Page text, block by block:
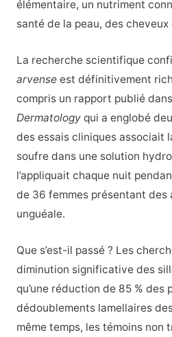
élémentaire, un nutriment
santé de la peau, des cheveux
La recherche scientifique
arvenseest définitivement
compris un rapport publié
Dermatologyqui a englobé
des essais cliniques associait
soufre dans une solution
l’appliquait chaque nuit
de 36 femmes présentant des
unguéale.
Que s’est-il passé ? Les
diminution significative des
qu’une réduction de 85 %
dédoublements lamellaires
même temps, les témoins non